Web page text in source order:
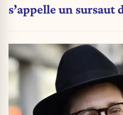
s’appelle un sursaut